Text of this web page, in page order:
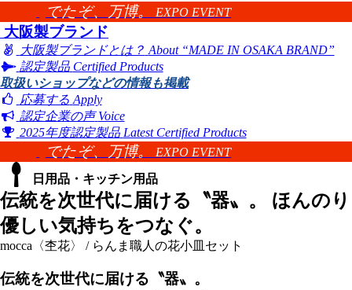
でたぞ、万博。 EXPO EVENT
大阪製ブランド
大阪製ブランドとは？ About “MADE IN OSAKA BRAND”
認定製品 Certified Products
取扱いショップなどの情報も掲載
応募する Apply
認定企業の声 Voice
2025年度認定製品 Latest Certified Products
でたぞ、万博。
EXPO EVENT
日用品・キッチン用品
伝統を次世代に届ける〝器〟。 ほんのり
優しい気持ちをつなぐ。
mocca〈杢花〉 / らんま職人の花小皿セット
伝統を次世代に届ける〝器〟。